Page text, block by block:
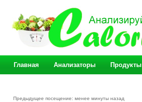
Главная Анализаторы Продукты
Предыдущее посещение: менее минуты назад